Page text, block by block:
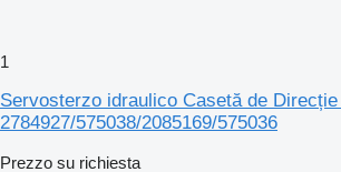
1
Servosterzo idraulico Casetă de
2784927/575038/2085169/575036
Prezzo su richiesta